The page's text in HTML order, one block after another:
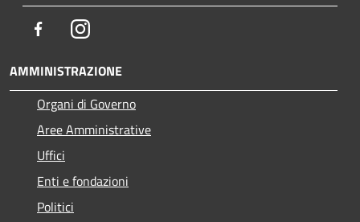
FacebookInstagram
AMMINISTRAZIONE
Organi di Governo
Aree Amministrative
Uffici
Enti e fondazioni
Politici